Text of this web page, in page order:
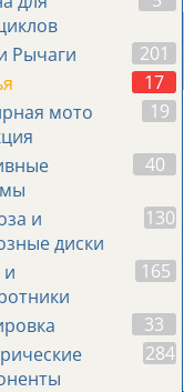
Рычаги
201
17
мото
19
40
и
диски
130
165
33
284